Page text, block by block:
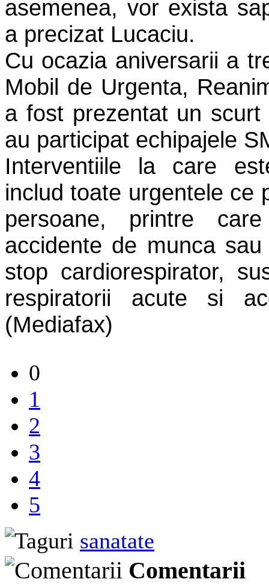
asemenea, vor exista
a precizat Lucaciu.
Cu ocazia aniversarii a
Mobil de Urgenta,
a fost prezentat un
au participat echipajele
Interventiile la care
includ toate urgentele ce
persoane, printre
accidente de munca
stop cardiorespirator,
respiratorii acute si
(Mediafax)
0
1
2
3
4
5
sanatate
Comentarii